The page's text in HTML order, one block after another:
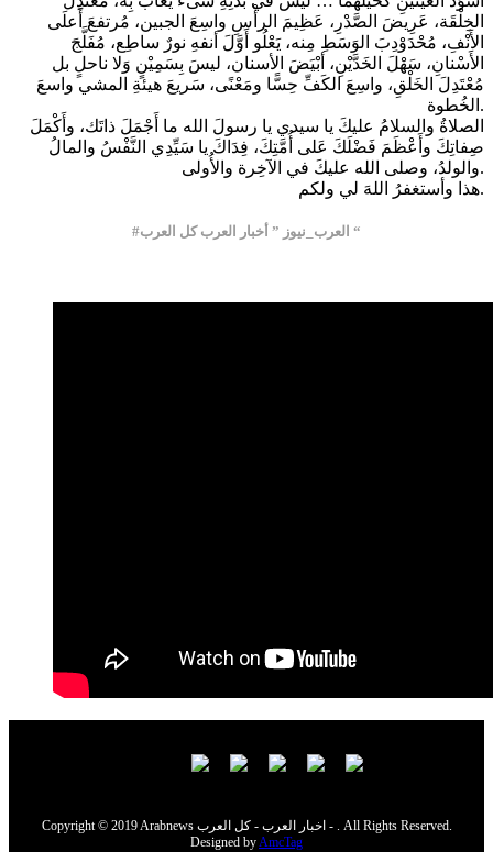
الخِلْقَة، عَرِيضَ الصَّدْرِ، عَظِيمَ الرأْسِ واسِعَ الجبين، مُرتفعَ أَعلَى
الأَنْفِ، مُحْدَوْدِبَ الوَسَطِ مِنه، يَعْلُو أَوَّلَ أنفهِ نورٌ ساطِع، مُفَلَّجَ
الأَسْنانِ، سَهْلَ الخَدَّيْنِ، أبْيَضَ الأسنان، ليسَ بِسَمِيْنٍ وَلا ناحلٍ بل
مُعْتَدِلَ الخَلْقِ، واسِعَ الكَفِّ حِسًّا ومَعْنًى، سَريعَ هيئةِ المشي واسعَ
الخُطوة.
الصلاةُ والسلامُ عليكَ يا سيدي يا رسولَ الله ما أَجْمَلَ ذاتَك، وأَكْمَلَ
صِفاتِكَ وأَعْظَمَ فَضْلَكَ عَلى أُمَّتِكَ، فِدَاكَ يا سَيِّدِي النَّفْسُ والمالُ
والولدُ، وصلى الله عليكَ في الآخِرة والأُولى.
هذا وأستغفرُ اللهَ لي ولكم.
#العرب_نيوز ” أخبار العرب كل العرب “
Copyright © 2019 Arabnews اخبار العرب - كل العرب - . All Rights Reserved.
Designed byAmcTag